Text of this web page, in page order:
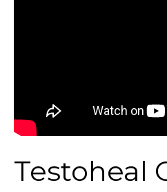
Testoheal